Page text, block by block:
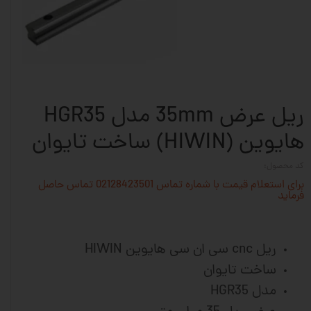
ریل عرض 35mm مدل HGR35
هایوین (HIWIN) ساخت تایوان
برای استعلام قیمت با شماره تماس 02128423501 تماس حاصل
فرماید
ریل cnc سی ان سی هایوین HIWIN
ساخت تایوان
مدل HGR35